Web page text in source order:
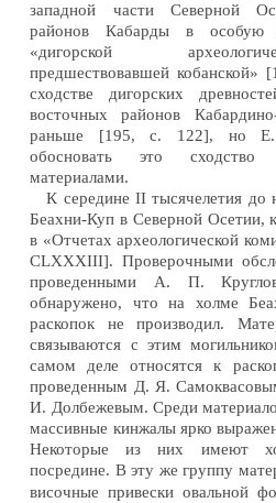
западной части Северной
районов Кабарды в особую
«дигорской
предшествовавшей
сходстве дигорских
восточных районов
раньше [195, с. 122], но Е.
обосновать это сходство
материалами.
К середине II тысячелетия до
Беахни-Куп в Северной Осетии,
в «Отчетах археологической
CLXXXIII]. Проверочными
проведенными А. П.
обнаружено, что на холме
раскопок не производил.
связываются с этим
самом деле относятся к
проведенным Д. Я.
И. Долбежевым. Среди
массивные кинжалы ярко
Некоторые из них имеют
посредине. В эту же группу
височные привески овальной